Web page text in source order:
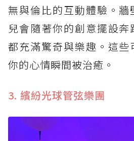
無與倫比的互動體驗。牆
兒會隨著你的創意擺設
都充滿驚奇與樂趣。這些
你的心情瞬間被治癒。
3. 繽紛光球管弦樂團